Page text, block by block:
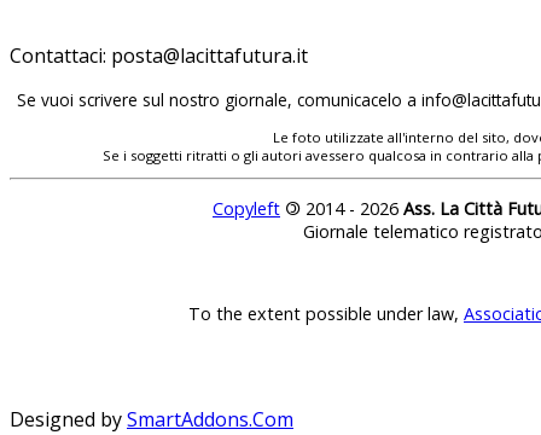
Contattaci:
Se vuoi scrivere sul nostro giornale, comunicacelo a
Le foto utilizzate all'interno del sito,
Se i soggetti ritratti o gli autori avessero qualcosa in contrario
Copyleft © 2014 - 2026 Ass. La Città
Giornale telematico
To the extent possible under law,
Designed bySmartAddons.Com